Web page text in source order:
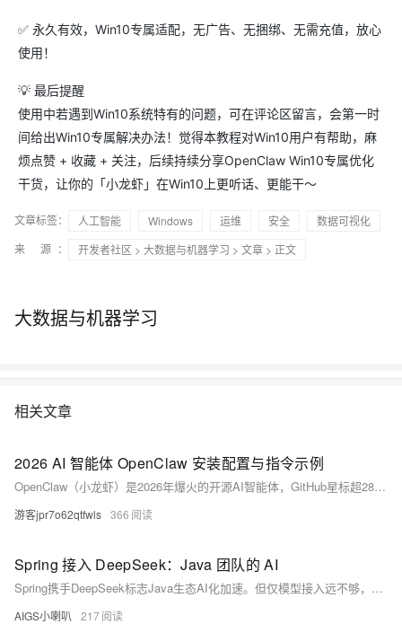
✅ 永久有效，Win10专属适配，无广告、无捆绑、无需充值，放心
使用！
💡 最后提醒
使用中若遇到Win10系统特有的问题，可在评论区留言，会第一时
间给出Win10专属解决办法！觉得本教程对Win10用户有帮助，麻
烦点赞 + 收藏 + 关注，后续持续分享OpenClaw Win10专属优化
干货，让你的「小龙虾」在Win10上更听话、更能干～
文章标签： 人工智能 Windows 运维 安全
数据可视化
来 源：
开发者社区 > 大数据与机器学习 > 文章 > 正文
大数据与机器学习
相关文章
2026 AI 智能体 OpenClaw 安装配置与指令示例
OpenClaw（小龙虾）是2026年爆火的开源AI智能体，GitHub星标超28万！主打本地运行、零代码、全自动任务处理。本文提供Windows一键部署教程，全程可视化操作，10分钟搞定，新手无门槛，轻松拥有专属数字员工！
游客jpr7o62qtfwls 366
Spring 接入 DeepSeek：Java 团队的 AI
Spring携手DeepSeek标志Java生态AI化加速。但仅模型接入远不够，企业亟需一体化AI框架。向量空间JBoltAI应运而生：深度兼容Spring，支持DeepSeek等多模型，内置RAG、Agent编排、私有知识库等能力，助力Java团队高效落地企业级AI应用。（239字）
AIGS小喇叭 217